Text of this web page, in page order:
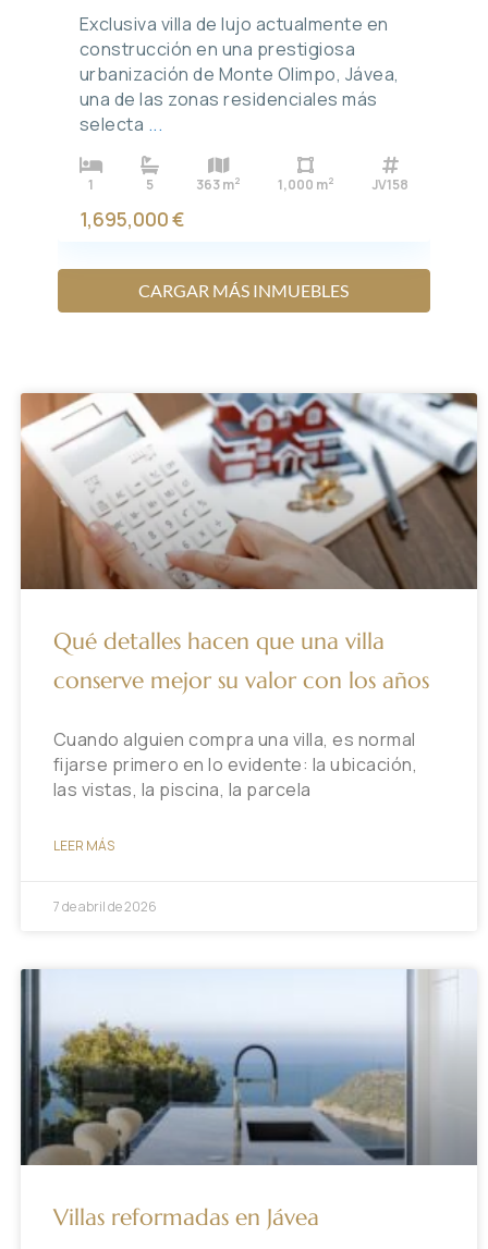
Exclusiva villa de lujo actualmente en
construcción en una prestigiosa
urbanización de Monte Olimpo, Jávea,
una de las zonas residenciales más
selecta ...
1 5 363 m2 1,000 m2 JV158
1,695,000 €
CARGAR MÁS INMUEBLES
Qué detalles hacen que una villa
conserve mejor su valor con los años
Cuando alguien compra una villa, es normal
fijarse primero en lo evidente: la ubicación,
las vistas, la piscina, la parcela
LEER MÁS
7 de abril de 2026
Villas reformadas en Jávea